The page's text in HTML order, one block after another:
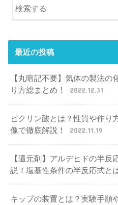
最近の投稿
【丸暗記不要】気体の製法
り方総まとめ！
2022.12.31
ピクリン酸とは？性質や作り
像で徹底解説！
2022.11.19
【還元剤】アルデヒドの半反
説！塩基性条件の半反応式と
キップの装置とは？実験手順